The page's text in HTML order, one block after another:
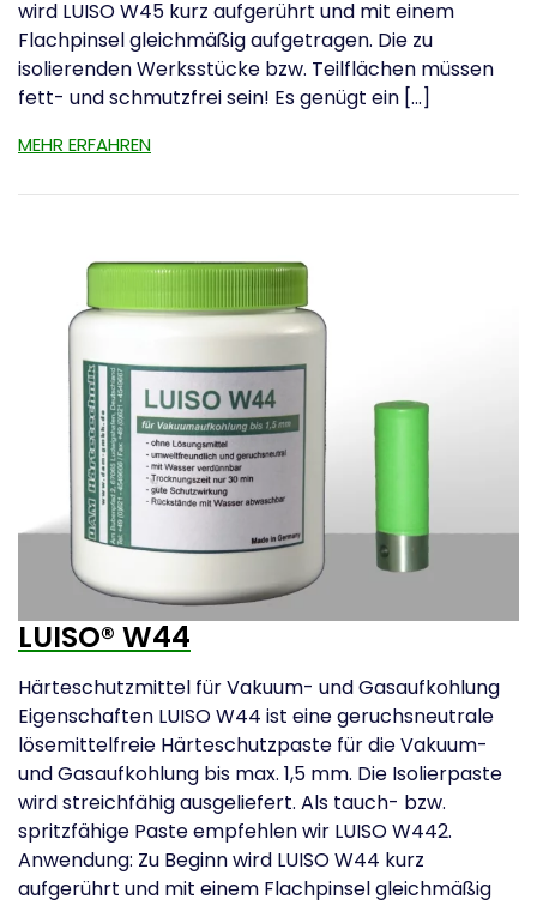
wird LUISO W45 kurz aufgerührt und mit einem
Flachpinsel gleichmäßig aufgetragen. Die zu
isolierenden Werksstücke bzw. Teilflächen müssen
fett- und schmutzfrei sein! Es genügt ein […]
MEHR ERFAHREN
LUISO® W44
Härteschutzmittel für Vakuum- und Gasaufkohlung
Eigenschaften LUISO W44 ist eine geruchsneutrale
lösemittelfreie Härteschutzpaste für die Vakuum-
und Gasaufkohlung bis max. 1,5 mm. Die Isolierpaste
wird streichfähig ausgeliefert. Als tauch- bzw.
spritzfähige Paste empfehlen wir LUISO W442.
Anwendung: Zu Beginn wird LUISO W44 kurz
aufgerührt und mit einem Flachpinsel gleichmäßig